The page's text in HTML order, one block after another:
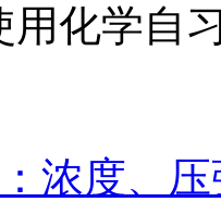
用化学自
浓度、